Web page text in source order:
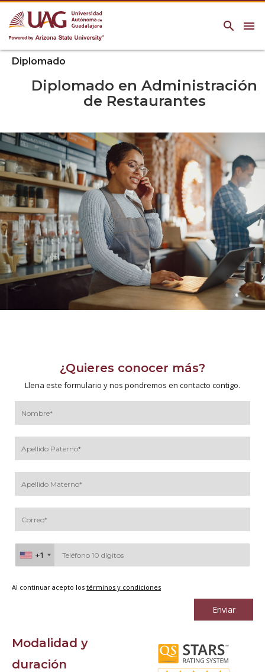
menu
search
Diplomado
Diplomado en Administración
de Restaurantes
¿Quieres conocer más?
Llena este formulario y nos pondremos en contacto contigo.
+1
+1
Al continuar acepto los términos y condiciones
Enviar
Modalidad y
duración